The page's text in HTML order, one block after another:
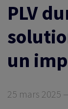
BUREAU
PERFORMANCE
GIESSEN
PLV
un
25 mars 2025